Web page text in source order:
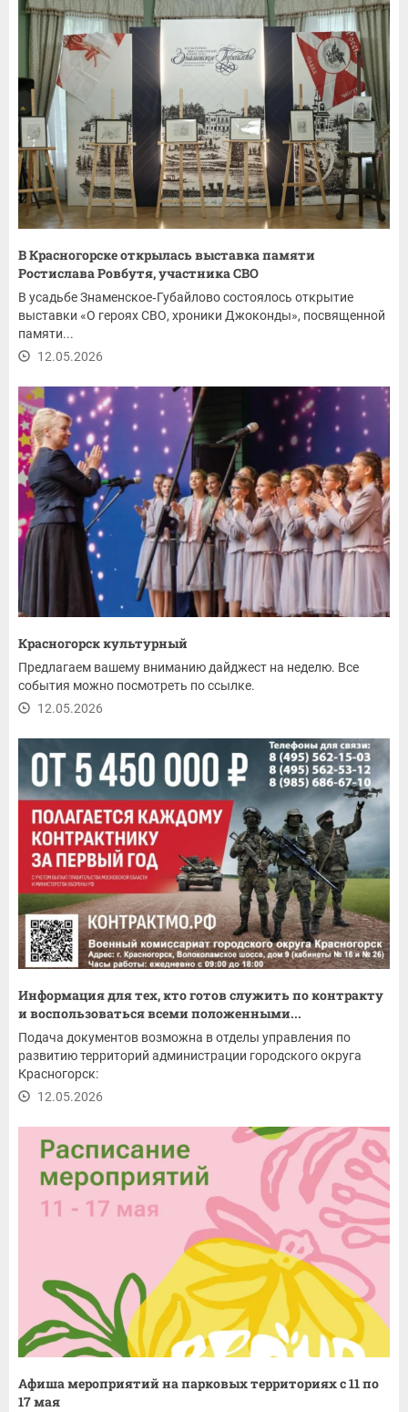
В Красногорске открылась выставка памяти
Ростислава Ровбутя, участника СВО
В усадьбе Знаменское‑Губайлово состоялось открытие
выставки «О героях СВО, хроники Джоконды», посвященной
памяти...
12.05.2026
Красногорск культурный
Предлагаем вашему вниманию дайджест на неделю. Все
события можно посмотреть по ссылке.
12.05.2026
Информация для тех, кто готов служить по контракту
и воспользоваться всеми положенными...
Подача документов возможна в отделы управления по
развитию территорий администрации городского округа
Красногорск:
12.05.2026
Афиша мероприятий на парковых территориях с 11 по
17 мая